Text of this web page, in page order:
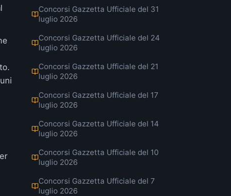
Concorsi Gazzetta Ufficiale del 31
luglio 2026
Concorsi Gazzetta Ufficiale del 24
luglio 2026
Concorsi Gazzetta Ufficiale del 21
luglio 2026
Concorsi Gazzetta Ufficiale del 17
luglio 2026
Concorsi Gazzetta Ufficiale del 14
luglio 2026
Concorsi Gazzetta Ufficiale del 10
luglio 2026
Concorsi Gazzetta Ufficiale del 7
luglio 2026